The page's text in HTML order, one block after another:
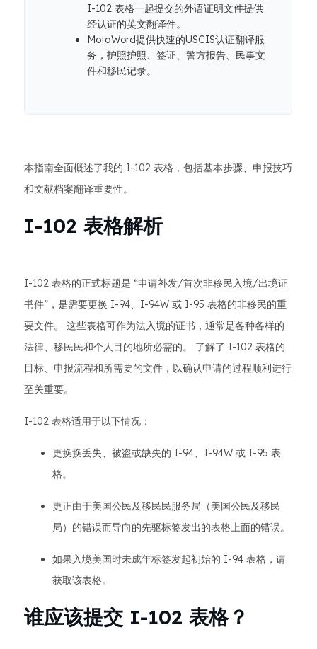
I-102 表格一起提交的外语证明文件提供
经认证的英文翻译件。
MotaWord提供快速的USCIS认证翻译服
务，护照护照、签证、警方报告、民事文
件和移民记录。
本指南全面概述了我的 I-102 表格，包括基本步骤、申报技巧
和文献档案翻译重要性。
I-102 表格解析
I-102 表格的正式标题是 “申请补发/首次非移民入境/出境证
书件”，是需要更换 I-94、I-94W 或 I-95 表格的非移民的重
要文件。 这些表格可作为法入境的证书，通常是各种各样的
法律、移民民和个人目的地所必需的。 了解了 I-102 表格的
目标、申报流程和所需要的文件，以确认申请的过程顺利进行
至关重要。
I-102 表格适用于以下情况：
更换换丢失、被盗或缺失的 I-94、I-94W 或 I-95 表
格。
更正由于美国公民及移民民服务局（美国公民及移民
局）的错误而导向的先驱标签发出的表格上面的错误。
如果入境美国时未成年标签发起初始的 I-94 表格，请
获取该表格。
谁应该提交 I-102 表格？